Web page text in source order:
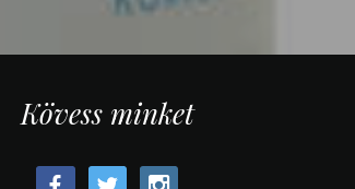
Kövess minket